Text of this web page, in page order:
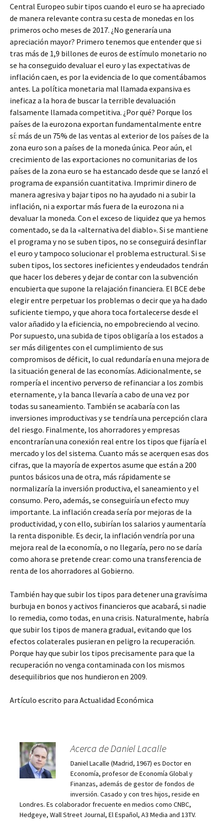
Central Europeo subir tipos cuando el euro se ha apreciado
de manera relevante contra su cesta de monedas en los
primeros ocho meses de 2017. ¿No generaría una
apreciación mayor? Primero tenemos que entender que si
tras más de 1,9 billones de euros de estímulo monetario no
se ha conseguido devaluar el euro y las expectativas de
inflación caen, es por la evidencia de lo que comentábamos
antes. La política monetaria mal llamada expansiva es
ineficaz a la hora de buscar la terrible devaluación
falsamente llamada competitiva. ¿Por qué? Porque los
países de la eurozona exportan fundamentalmente entre
sí: más de un 75% de las ventas al exterior de los países de la
zona euro son a países de la moneda única. Peor aún, el
crecimiento de las exportaciones no comunitarias de los
países de la zona euro se ha estancado desde que se lanzó el
programa de expansión cuantitativa. Imprimir dinero de
manera agresiva y bajar tipos no ha ayudado ni a subir la
inflación, ni a exportar más fuera de la eurozona ni a
devaluar la moneda. Con el exceso de liquidez que ya hemos
comentado, se da la «alternativa del diablo». Si se mantiene
el programa y no se suben tipos, no se conseguirá desinflar
el euro y tampoco solucionar el problema estructural. Si se
suben tipos, los sectores ineficientes y endeudados tendrán
que hacer los deberes y dejar de contar con la subvención
encubierta que supone la relajación financiera. El BCE debe
elegir entre perpetuar los problemas o decir que ya ha dado
suficiente tiempo, y que ahora toca fortalecerse desde el
valor añadido y la eficiencia, no empobreciendo al vecino.
Por supuesto, una subida de tipos obligaría a los estados a
ser más diligentes con el cumplimiento de sus
compromisos de déficit, lo cual redundaría en una mejora de
la situación general de las economías. Adicionalmente, se
rompería el incentivo perverso de refinanciar a los zombis
eternamente, y la banca llevaría a cabo de una vez por
todas su saneamiento. También se acabaría con las
inversiones improductivas y se tendría una percepción clara
del riesgo. Finalmente, los ahorradores y empresas
encontrarían una conexión real entre los tipos que fijaría el
mercado y los del sistema. Cuanto más se acerquen esas dos
cifras, que la mayoría de expertos asume que están a 200
puntos básicos una de otra, más rápidamente se
normalizaría la inversión productiva, el saneamiento y el
consumo. Pero, además, se conseguiría un efecto muy
importante. La inflación creada sería por mejoras de la
productividad, y con ello, subirían los salarios y aumentaría
la renta disponible. Es decir, la inflación vendría por una
mejora real de la economía, o no llegaría, pero no se daría
como ahora se pretende crear: como una transferencia de
renta de los ahorradores al Gobierno.
También hay que subir los tipos para detener una gravísima
burbuja en bonos y activos financieros que acabará, si nadie
lo remedia, como todas, en una crisis. Naturalmente, habría
que subir los tipos de manera gradual, evitando que los
efectos colaterales pusieran en peligro la recuperación.
Porque hay que subir los tipos precisamente para que la
recuperación no venga contaminada con los mismos
desequilibrios que nos hundieron en 2009.
Artículo escrito para Actualidad Económica
Acerca de Daniel Lacalle
Daniel Lacalle (Madrid, 1967) es Doctor en
Economía, profesor de Economía Global y
Finanzas, además de gestor de fondos de
inversión. Casado y con tres hijos, reside en
Londres. Es colaborador frecuente en medios como CNBC,
Hedgeye, Wall Street Journal, El Español, A3 Media and 13TV.